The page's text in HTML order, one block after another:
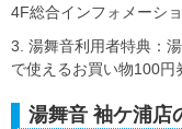
4F総合インフォメーシ
3. 湯舞音利用者特典：
で使えるお買い物100円
湯舞音 袖ケ浦店